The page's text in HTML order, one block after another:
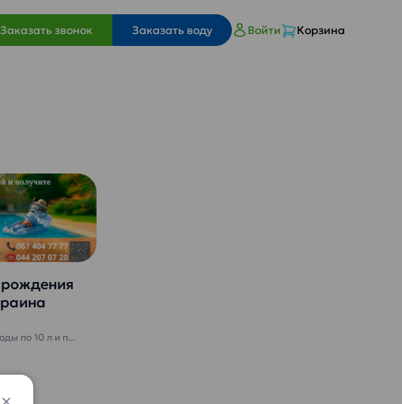
Заказать звонок Заказать воду Войти Корзина
по 10 л и п...